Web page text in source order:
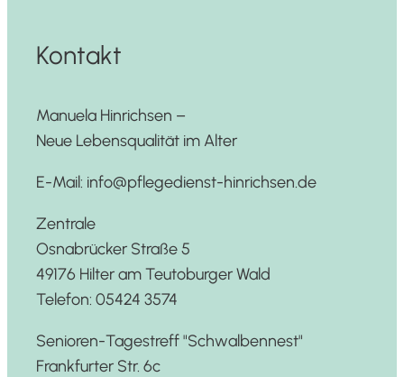
Kontakt
Manuela Hinrichsen –
Neue Lebensqualität im Alter
E-Mail: info@pflegedienst-hinrichsen.de
Zentrale
Osnabrücker Straße 5
49176 Hilter am Teutoburger Wald
Telefon: 05424 3574
Senioren-Tagestreff "Schwalbennest"
Frankfurter Str. 6c